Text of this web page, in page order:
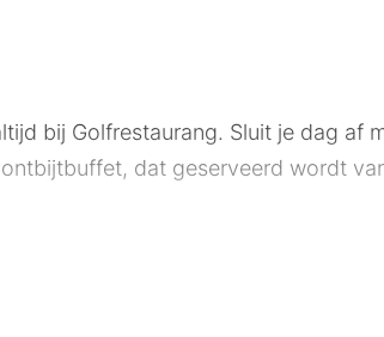
bij Golfrestaurang. Sluit je dag af
dat geserveerd wordt